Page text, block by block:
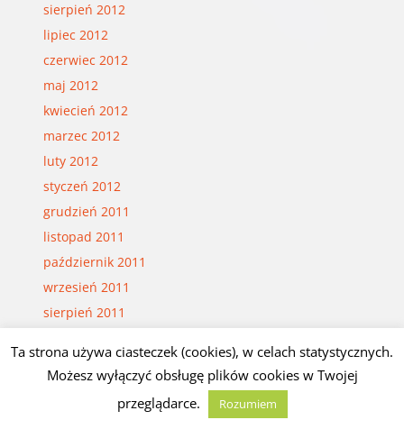
sierpień 2012
lipiec 2012
czerwiec 2012
maj 2012
kwiecień 2012
marzec 2012
luty 2012
styczeń 2012
grudzień 2011
listopad 2011
październik 2011
wrzesień 2011
sierpień 2011
czerwiec 2011
kwiecień 2011
Ta strona używa ciasteczek (cookies), w celach statystycznych.
Możesz wyłączyć obsługę plików cookies w Twojej
przeglądarce.
Rozumiem